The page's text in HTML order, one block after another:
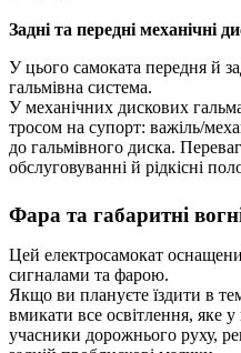
Задні та передні механічні
У цього самоката передня й
гальмівна система.
У механічних дискових
тросом на супорт: важіль/
до гальмівного диска.
обслуговуванні й рідкісні
Фара та габаритні
Цей електросамокат
сигналами та фарою.
Якщо ви плануєте їздити в
вмикати все освітлення, яке
учасники дорожнього руху,